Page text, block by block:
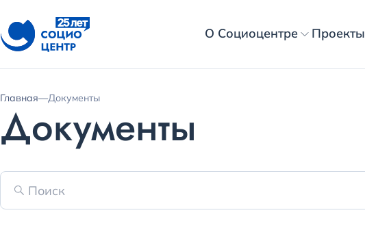
О Социоцентре Проекты
Главная—Документы
Документы